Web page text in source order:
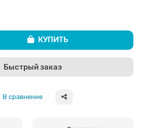
КУПИТЬ
Быстрый заказ
В сравнение